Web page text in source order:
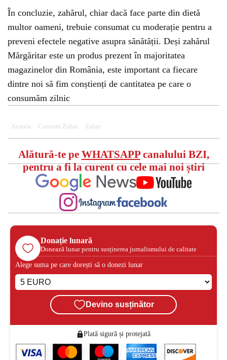
În concluzie, zahărul, chiar dacă face parte din dietă
multor oameni, trebuie consumat cu moderație pentru a
preveni efectele negative asupra sănătății. Deși zahărul
Mărgăritar este un produs prezent în majoritatea
magazinelor din România, este important ca fiecare
dintre noi să fim conștienți de cantitatea pe care o
consumăm zilnic
Austria Consum Zahar Zahar
Alătură-te pe WHATSAPPcanalului BZI,
pentru a fi la curent cu cele mai noi știri
Donație lunară
Donează lunar pentru susținerea jurnalismului de calitate
Alege suma pe care dorești să o donezi lunar
Devino susținător
Plată sigură și protejată